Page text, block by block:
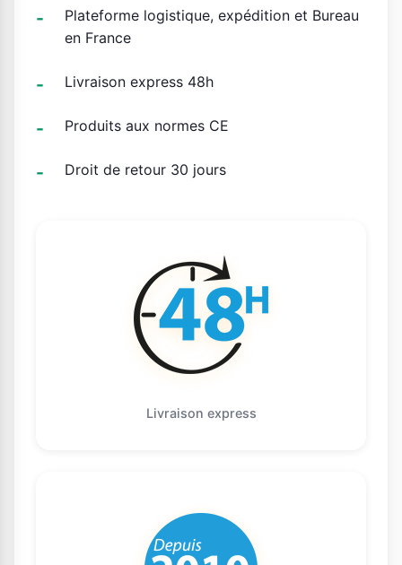
Plateforme logistique, expédition et Bureau
en France
Livraison express 48h
Produits aux normes CE
Droit de retour 30 jours
Livraison express